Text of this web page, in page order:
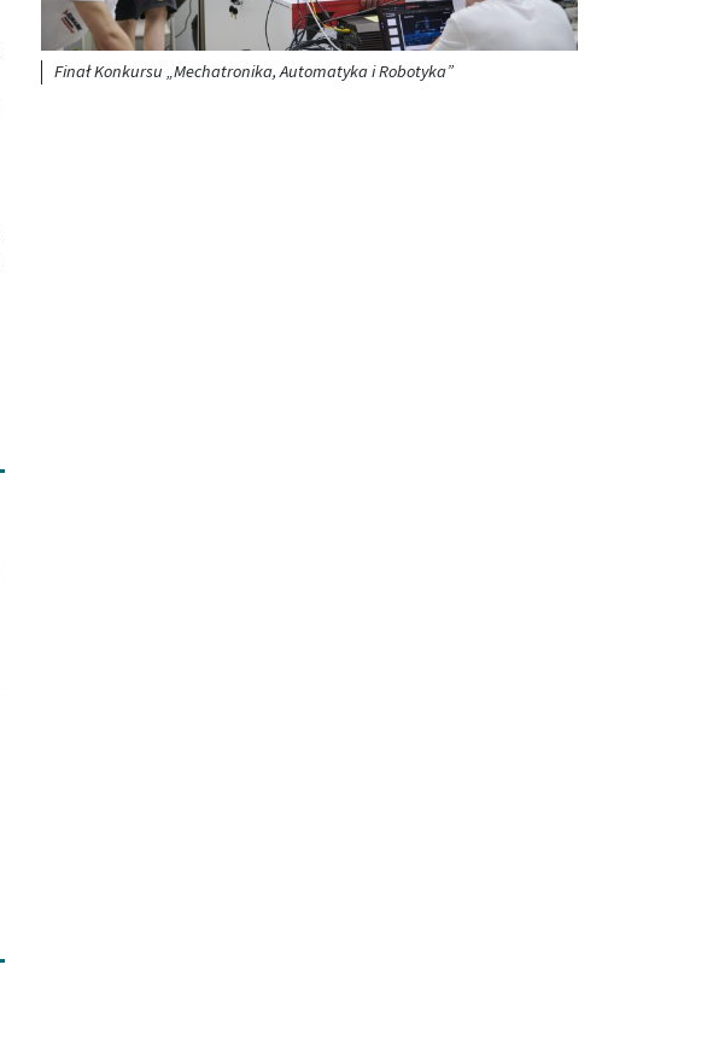
Finał Konkursu „Mechatronika, Automatyka i Robotyka”